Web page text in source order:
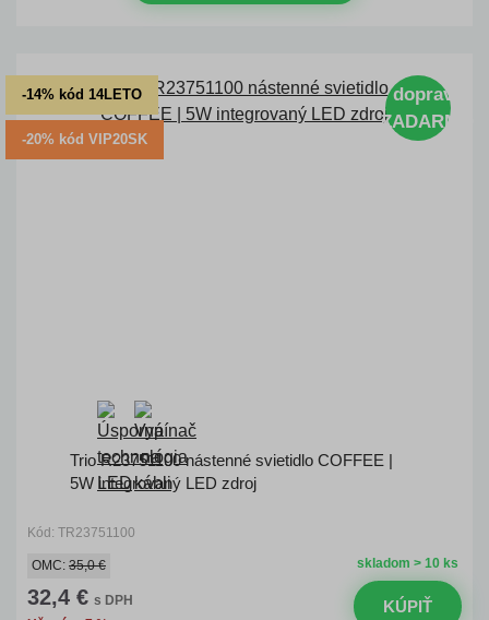
-14% kód 14LETO
-20% kód VIP20SK
doprava
ZADARMO
Trio R23751100 nástenné svietidlo COFFEE |
5W integrovaný LED zdroj
Kód: TR23751100
skladom > 10 ks
OMC: 35,0 €
32,4 € s DPH
KÚPIŤ